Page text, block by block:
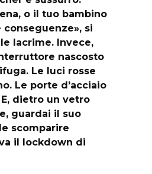
o il tuo bambino
conseguenze», si
lacrime. Invece,
nascosto
Le luci rosse
Le porte d’acciaio
dietro un vetro
guardai il suo
scomparire
il lockdown di